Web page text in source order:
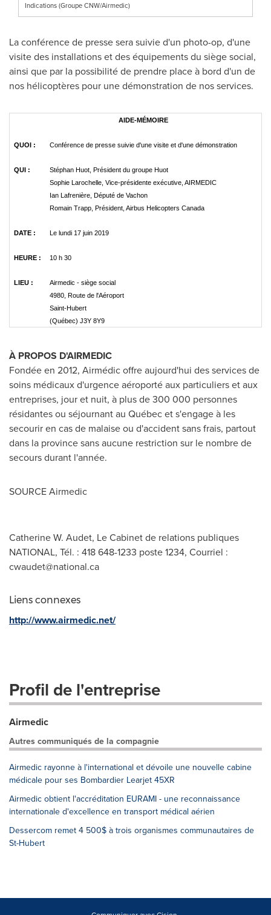
Indications (Groupe CNW/Airmedic)
La conférence de presse sera suivie d'un photo-op, d'une
visite des installations et des équipements du siège social,
ainsi que par la possibilité de prendre place à bord d'un de
nos hélicoptères pour une démonstration de nos services.
AIDE-MÉMOIRE
QUOI : Conférence de presse suivie d'une visite et d'une démonstration
QUI :
Stéphan Huot, Président du groupe Huot
Sophie Larochelle, Vice-présidente exécutive, AIRMEDIC
Ian Lafrenière, Député de Vachon
Romain Trapp, Président, Airbus Helicopters Canada
DATE : Le lundi 17 juin 2019
HEURE : 10 h 30
LIEU :
Airmedic - siège social
4980, Route de l'Aéroport
Saint-Hubert
(Québec) J3Y 8Y9
À PROPOS D'AIRMEDIC
Fondée en 2012, Airmédic offre aujourd'hui des services de
soins médicaux d'urgence aéroporté aux particuliers et aux
entreprises, jour et nuit, à plus de 300 000 personnes
résidantes ou séjournant au Québec et s'engage à les
secourir en cas de malaise ou d'accident sans frais, partout
dans la province sans aucune restriction sur le nombre de
secours durant l'année.
SOURCE Airmedic
Catherine W. Audet, Le Cabinet de relations publiques
NATIONAL, Tél. : 418 648-1233 poste 1234, Courriel :
cwaudet@national.ca
Liens connexes
http://www.airmedic.net/
Profil de l'entreprise
Airmedic
Autres communiqués de la compagnie
Airmedic rayonne à l'international et dévoile une nouvelle cabine
médicale pour ses Bombardier Learjet 45XR
Airmedic obtient l'accréditation EURAMI - une reconnaissance
internationale d'excellence en transport médical aérien
Dessercom remet 4 500$ à trois organismes communautaires de
St-Hubert